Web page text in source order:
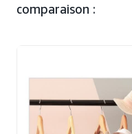
comparaison :